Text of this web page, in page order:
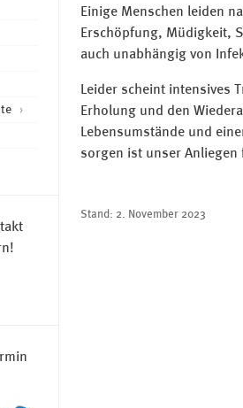
Einige Menschen leiden
Erschöpfung, Müdigkeit,
auch unabhängig von
Leider scheint intensives
Erholung und den
Lebensumstände und
sorgen ist unser Anliegen
Stand: 2. November 2023